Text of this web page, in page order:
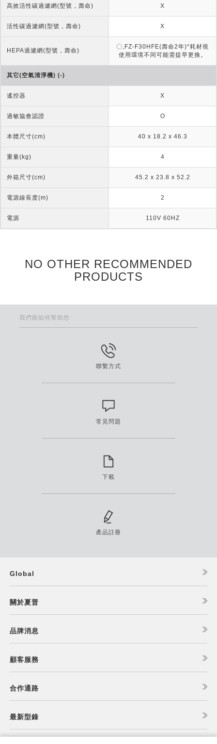
高效活性碳過濾網(型號，壽命) X
活性碳過濾網(型號，壽命) X
HEPA過濾網(型號，壽命)
〇,FZ-F30HFE(壽命2年)*耗材視
使用環境不同可能需提早更換。
其它(空氣清淨機) (-)
遙控器 X
過敏協會認證 O
本體尺寸(cm) 40 x 18.2 x 46.3
重量(kg) 4
外箱尺寸(cm) 45.2 x 23.8 x 52.2
電源線長度(m) 2
電源 110V 60HZ
NO OTHER RECOMMENDED
PRODUCTS
我們能如何幫助您
聯繫方式
常見問題
下載
產品註冊
Global
關於夏普
品牌消息
顧客服務
合作通路
最新型錄